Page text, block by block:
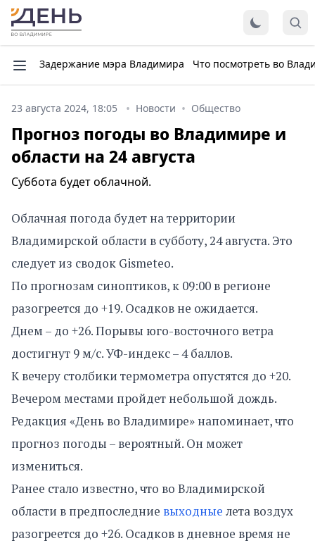
Задержание мэра Владимира Что посмотреть во
23 августа 2024, 18:05 Новости Общество
Прогноз погоды во Владимире и
области на 24 августа
Суббота будет облачной.
Облачная погода будет на территории
Владимирской области в субботу, 24 августа. Это
следует из сводок Gismeteo.
По прогнозам синоптиков, к 09:00 в регионе
разогреется до +19. Осадков не ожидается.
Днем – до +26. Порывы юго-восточного ветра
достигнут 9 м/с. УФ-индекс – 4 баллов.
К вечеру столбики термометра опустятся до +20.
Вечером местами пройдет небольшой дождь.
Редакция «День во Владимире» напоминает, что
прогноз погоды – вероятный. Он может
измениться.
Ранее стало известно, что во Владимирской
области в предпоследние выходные лета воздух
разогреется до +26. Осадков в дневное время не